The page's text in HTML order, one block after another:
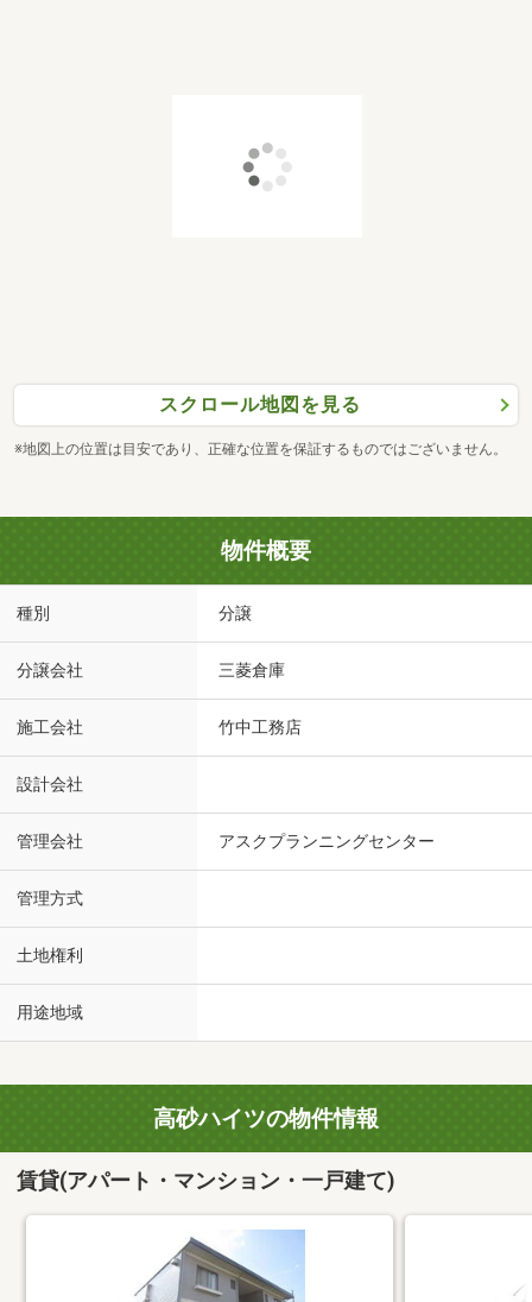
スクロール地図を見る
※地図上の位置は目安であり、正確な位置を保証するものではございません。
物件概要
種別 分譲
分譲会社 三菱倉庫
施工会社 竹中工務店
設計会社
管理会社 アスクプランニングセンター
管理方式
土地権利
用途地域
高砂ハイツの物件情報
賃貸(アパート・マンション・一戸建て)